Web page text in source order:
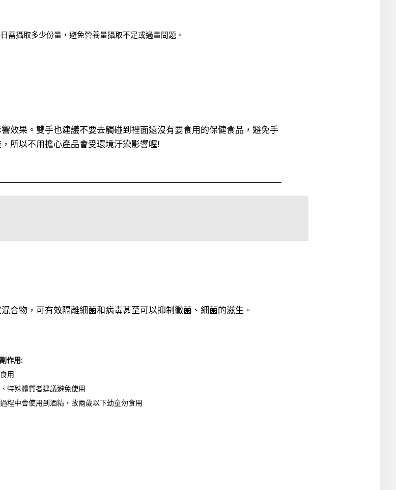
需攝取多少份量，避免營養量攝取不足或過量問題。
效果。雙手也建議不要去觸碰到裡面還沒有要食用的保健食品，避免手
所以不用擔心產品會受環境汙染影響喔!
合物，可有效隔離細菌和病毒甚至可以抑制黴菌、細菌的滋生。
作用:
用
特殊體質者建議避免使用
程中會使用到酒精，故兩歲以下幼童勿食用